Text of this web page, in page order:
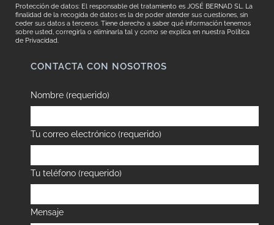
Protección de datos: El responsable del tratamiento es JOSÉ BERNAD SL. La
finalidad de la recogida de datos es la de poder atender sus cuestiones, sin
ceder sus datos a terceros. Tiene derecho a saber qué información tenemos
sobre usted, corregirla o eliminarla tal y como se explica en nuestra Política
de Privacidad.
CONTACTA CON NOSOTROS
Nombre (requerido)
Tu correo electrónico (requerido)
Tu teléfono (requerido)
Mensaje